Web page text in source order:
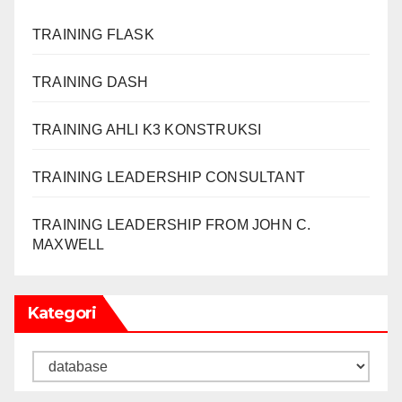
TRAINING FLASK
TRAINING DASH
TRAINING AHLI K3 KONSTRUKSI
TRAINING LEADERSHIP CONSULTANT
TRAINING LEADERSHIP FROM JOHN C.
MAXWELL
Kategori
Kategori